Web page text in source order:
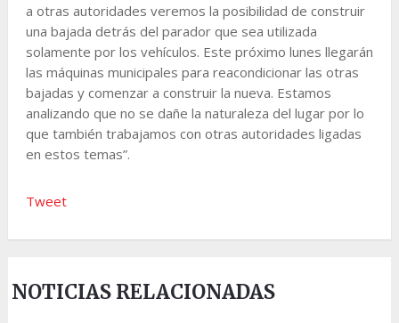
a otras autoridades veremos la posibilidad de construir
una bajada detrás del parador que sea utilizada
solamente por los vehículos. Este próximo lunes llegarán
las máquinas municipales para reacondicionar las otras
bajadas y comenzar a construir la nueva. Estamos
analizando que no se dañe la naturaleza del lugar por lo
que también trabajamos con otras autoridades ligadas
en estos temas”.
Tweet
NOTICIAS RELACIONADAS